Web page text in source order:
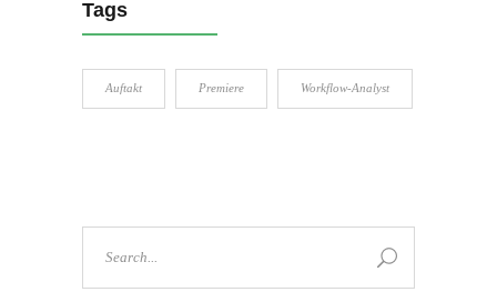
Tags
Auftakt Premiere Workflow-Analyst